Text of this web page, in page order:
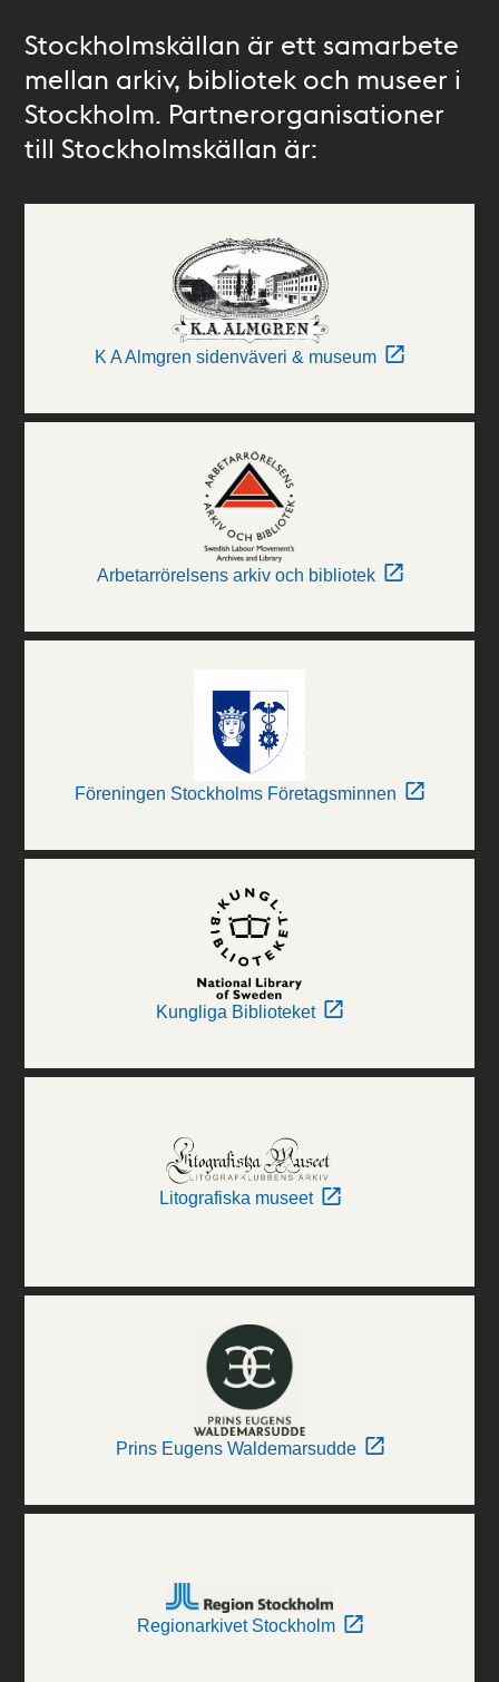
Stockholmskällan är ett samarbete
mellan arkiv, bibliotek och museer i
Stockholm. Partnerorganisationer
till Stockholmskällan är:
K A Almgren sidenväveri & museum
Arbetarrörelsens arkiv och bibliotek
Föreningen Stockholms Företagsminnen
Kungliga Biblioteket
Litografiska museet
Prins Eugens Waldemarsudde
Regionarkivet Stockholm